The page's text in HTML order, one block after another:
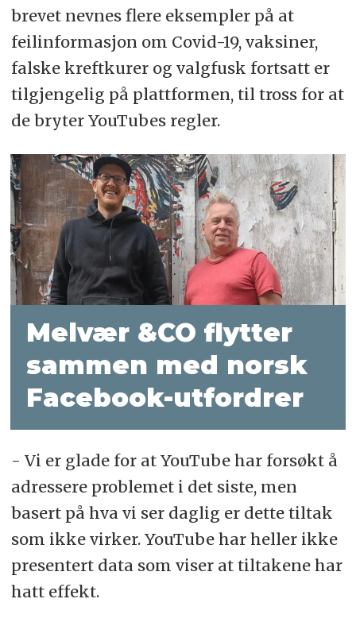
brevet nevnes flere eksempler på at
feilinformasjon om Covid-19, vaksiner,
falske kreftkurer og valgfusk fortsatt er
tilgjengelig på plattformen, til tross for at
de bryter YouTubes regler.
Melvær &CO flytter
sammen med norsk
Facebook-utfordrer
- Vi er glade for at YouTube har forsøkt å
adressere problemet i det siste, men
basert på hva vi ser daglig er dette tiltak
som ikke virker. YouTube har heller ikke
presentert data som viser at tiltakene har
hatt effekt.